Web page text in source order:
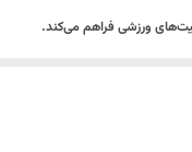
ورزشی فراهم می‌کند.